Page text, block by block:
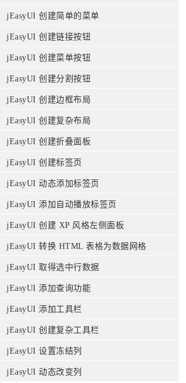
jEasyUI 创建简单的菜单
jEasyUI 创建链接按钮
jEasyUI 创建菜单按钮
jEasyUI 创建分割按钮
jEasyUI 创建边框布局
jEasyUI 创建复杂布局
jEasyUI 创建折叠面板
jEasyUI 创建标签页
jEasyUI 动态添加标签页
jEasyUI 添加自动播放标签页
jEasyUI 创建 XP 风格左侧面板
jEasyUI 转换 HTML 表格为数据网格
jEasyUI 取得选中行数据
jEasyUI 添加查询功能
jEasyUI 添加工具栏
jEasyUI 创建复杂工具栏
jEasyUI 设置冻结列
jEasyUI 动态改变列